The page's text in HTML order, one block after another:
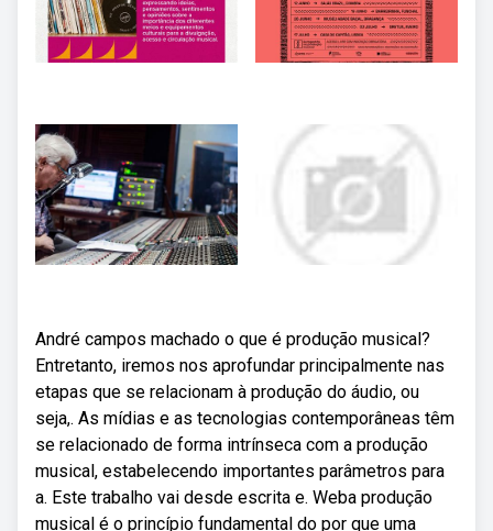
André campos machado o que é produção musical?
Entretanto, iremos nos aprofundar principalmente nas
etapas que se relacionam à produção do áudio, ou
seja,. As mídias e as tecnologias contemporâneas têm
se relacionado de forma intrínseca com a produção
musical, estabelecendo importantes parâmetros para
a. Este trabalho vai desde escrita e. Weba produção
musical é o princípio fundamental do por que uma